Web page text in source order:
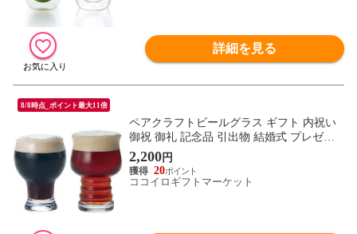
詳細を見る
8/8時点_ポイント最大11倍
ペアクラフトビールグラス ギフト 内祝い
御祝 御礼 記念品 引出物 結婚式 プレゼン
ト 出産内祝い 結婚お祝い
2,200円
20
ココイロギフトマーケット